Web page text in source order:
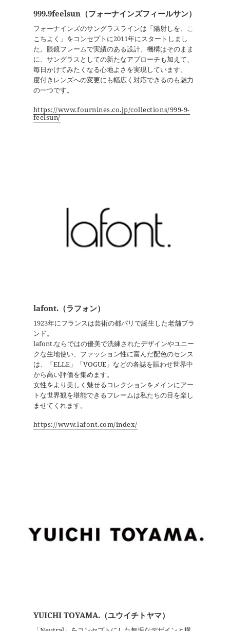
999.9feelsun（フォーナインズフィールサン）
フォーナインズのサングラスラインは「陽射しを、こ
こちよく」をコンセプトに2011年にスタートしまし
た。眼鏡フレームで実績のある設計、機構はそのまま
に、サングラスとしての新たなアプローチも加えて、
毎日かけてみたくなる心地よさを実現しています。
度付きレンズへの変更にも幅広く対応できるのも魅力
の一つです。
https://www.fournines.co.jp/collections/999-9-
feelsun/
lafont.（ラフォン）
1923年にフランスは芸術の都パリで誕生した老舗ブラ
ンド。
lafont.ならではの優美で洗練されたデザインやユニー
クな生地使い、ファッション性に富んだ配色のセンス
は、「ELLE」「VOGUE」などの各誌を賑わせ世界中
から高い評価を集めます。
女性をより美しく魅せるコレクションをメインにアー
トな世界観を堪能できるフレームは私たちの目を楽し
ませてくれます。
https://www.lafont.com/index/
YUICHI TOYAMA.（ユウイチトヤマ）